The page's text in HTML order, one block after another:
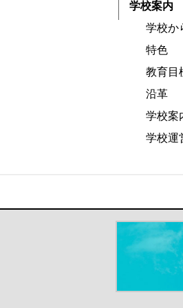
学校案内
学校か
特色
教育目
沿革
学校案
学校運
＃だから都